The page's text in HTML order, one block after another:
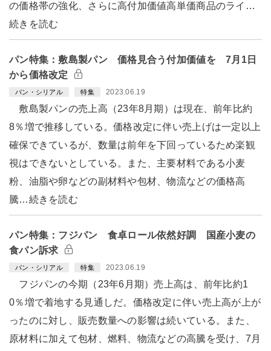
の価格帯の強化、さらに高付加価値高単価商品のライ…
続きを読む
パン特集：敷島製パン 価格見合う付加価値を 7月1日
から価格改定
パン・シリアル 特集 2023.06.19
敷島製パンの売上高（23年8月期）は現在、前年比約
8％増で推移している。価格改定に伴い売上げは一定以上
確保できているが、数量は前年を下回っているため楽観
視はできないとしている。また、主要材料である小麦
粉、油脂や卵などの副材料や包材、物流などの価格高
騰…続きを読む
パン特集：フジパン 食卓ロール依然好調 国産小麦の
食パン訴求
パン・シリアル 特集 2023.06.19
フジパンの今期（23年6月期）売上高は、前年比約1
0％増で着地する見通しだ。価格改定に伴い売上高が上が
ったのに対し、販売数量への影響は続いている。また、
原材料に加えて包材、燃料、物流などの高騰を受け、7月